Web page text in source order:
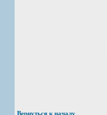
Вернуться к началу